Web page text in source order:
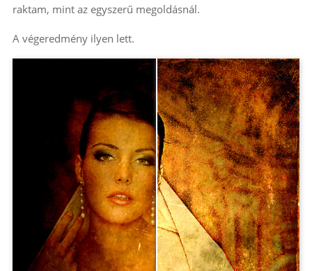
raktam, mint az egyszerű megoldásnál.
A végeredmény ilyen lett.